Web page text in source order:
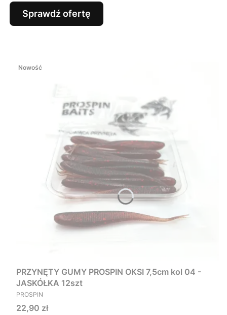
Sprawdź ofertę
Nowość
PRZYNĘTY GUMY PROSPIN OKSI 7,5cm kol 04 -
JASKÓŁKA 12szt
PRODUCENT
PROSPIN
Cena
22,90 zł